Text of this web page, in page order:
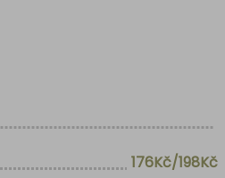
176Kč/198Kč